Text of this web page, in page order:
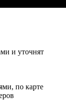
и уточнят
по карте